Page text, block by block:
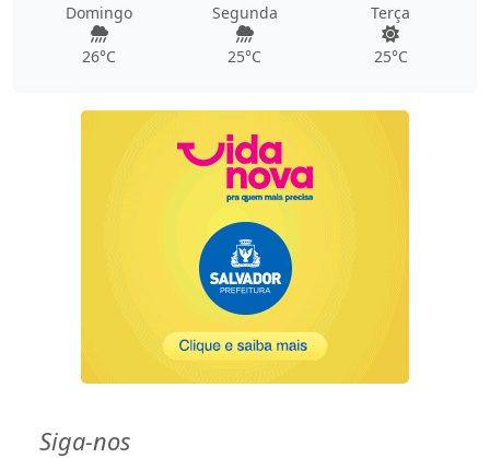
Domingo
26°C
Segunda
25°C
Terça
25°C
Siga-nos